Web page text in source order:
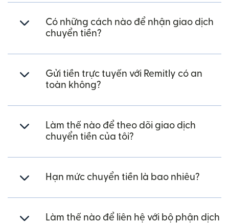
Có những cách nào để nhận giao dịch
chuyển tiền?
Gửi tiền trực tuyến với Remitly có an
toàn không?
Làm thế nào để theo dõi giao dịch
chuyển tiền của tôi?
Hạn mức chuyển tiền là bao nhiêu?
Làm thế nào để liên hệ với bộ phận dịch